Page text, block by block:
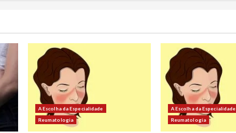
A Escolha da Especialidade
Reumatologia
A Escolha da Especialidade
Reumatologia